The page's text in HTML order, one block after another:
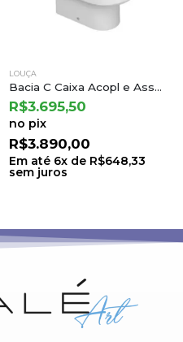
LOUÇA
Kit Square Branco: Bacia com Caixa Acoplada e Itens de Instalacao – Incepa
R$1.130,50
no pix
R$1.190,00
Em até 6x de R$198,33
sem juros